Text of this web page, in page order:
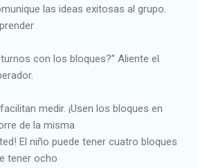
las ideas exitosas al grupo.
con los bloques?” Aliente el
medir. ¡Usen los bloques en
de la misma
El niño puede tener cuatro bloques
tener ocho